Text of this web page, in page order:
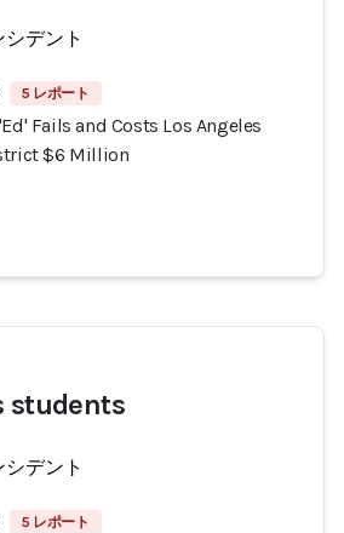
デント
5 レポート
Fails and Costs Los Angeles
$6 Million
students
デント
5 レポート